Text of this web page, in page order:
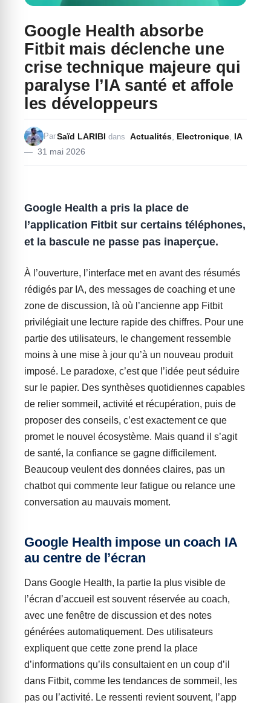
Google Health absorbe
Fitbit mais déclenche une
crise technique majeure qui
paralyse l’IA santé et affole
les développeurs
31 mai 2026
ParSaïd LARIBI dans Actualités Electronique IA
Google Health a pris la place de
l’application Fitbit sur certains téléphones,
et la bascule ne passe pas inaperçue.
À l’ouverture, l’interface met en avant des résumés
rédigés par IA, des messages de coaching et une
zone de discussion, là où l’ancienne app Fitbit
privilégiait une lecture rapide des chiffres. Pour une
partie des utilisateurs, le changement ressemble
moins à une mise à jour qu’à un nouveau produit
imposé. Le paradoxe, c’est que l’idée peut séduire
sur le papier. Des synthèses quotidiennes capables
de relier sommeil, activité et récupération, puis de
proposer des conseils, c’est exactement ce que
promet le nouvel écosystème. Mais quand il s’agit
de santé, la confiance se gagne difficilement.
Beaucoup veulent des données claires, pas un
chatbot qui commente leur fatigue ou relance une
conversation au mauvais moment.
Google Health impose un coach IA
au centre de l’écran
Dans Google Health, la partie la plus visible de
l’écran d’accueil est souvent réservée au coach,
avec une fenêtre de discussion et des notes
générées automatiquement. Des utilisateurs
expliquent que cette zone prend la place
d’informations qu’ils consultaient en un coup d’il
dans Fitbit, comme les tendances de sommeil, les
pas ou l’activité. Le ressenti revient souvent, l’app